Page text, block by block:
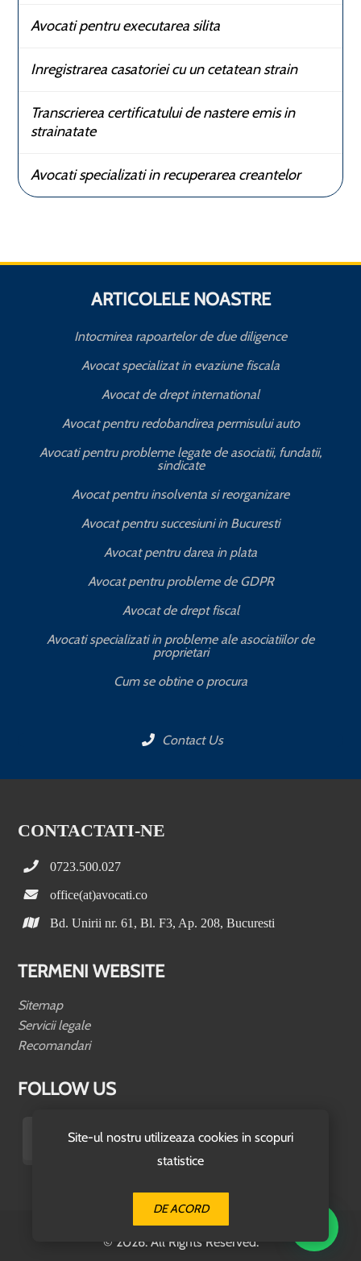
Site-ul nostru utilizeaza cookies in scopuri
statistice
DE ACORD
Avocati pentru executarea silita
Inregistrarea casatoriei cu un cetatean strain
Transcrierea certificatului de nastere emis in
strainatate
Avocati specializati in recuperarea creantelor
ARTICOLELE NOASTRE
Intocmirea rapoartelor de due diligence
Avocat specializat in evaziune fiscala
Avocat de drept international
Avocat pentru redobandirea permisului auto
Avocati pentru probleme legate de asociatii, fundatii,
sindicate
Avocat pentru insolventa si reorganizare
Avocat pentru succesiuni in Bucuresti
Avocat pentru darea in plata
Avocat pentru probleme de GDPR
Avocat de drept fiscal
Avocati specializati in probleme ale asociatiilor de
proprietari
Cum se obtine o procura
Contact Us
CONTACTATI-NE
0723.500.027
office(at)avocati.co
Bd. Unirii nr. 61, Bl. F3, Ap. 208, Bucuresti
TERMENI WEBSITE
Sitemap
Servicii legale
Recomandari
FOLLOW US
© 2026. All Rights Reserved.